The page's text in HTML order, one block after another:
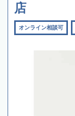
店
オンライン相談可